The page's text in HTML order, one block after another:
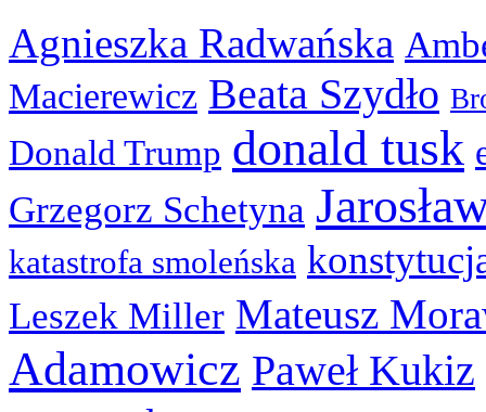
Agnieszka Radwańska
Macierewicz Beata Szydło
Donald Trump donald tusk
Grzegorz Schetyna
katastrofa smoleńska
Leszek Miller Mateusz
Adamowicz Paweł Kukiz